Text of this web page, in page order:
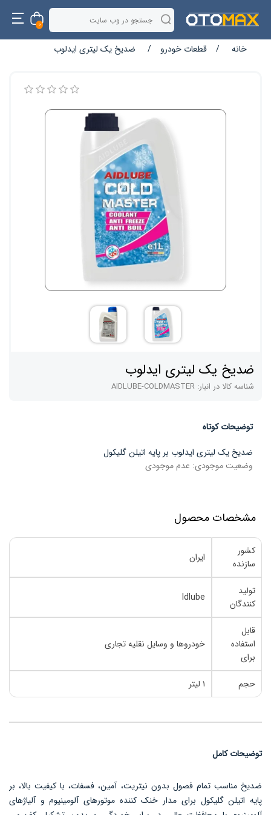
0
خانه / قطعات خودرو / ضدیخ یک لیتری ایدلوب
ضدیخ یک لیتری ایدلوب
شناسه کالا در انبار: AIDLUBE-COLDMASTER
توضیحات کوتاه
ضدیخ یک لیتری ایدلوب بر پایه اتیلن گلیکول
وضعیت موجودی: عدم موجودی
مشخصات محصول
کشور
سازنده
ایران
تولید
کنندگان
Idlube
قابل
استفاده
برای
خودروها و وسایل نقلیه تجاری
حجم ۱ لیتر
توضیحات کامل
ضدیخ مناسب تمام فصول بدون نیتریت، آمین، فسفات، با کیفیت بالا، بر
پایه اتیلن گلیکول برای مدار خنک کننده موتورهای آلومینیوم و آلیاژهای